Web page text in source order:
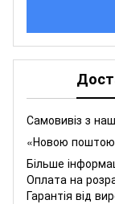
Самовивіз з
«Новою
Більше
Оплата на
Гарантія від